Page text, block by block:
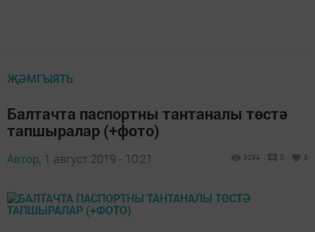
ҖӘМГЫЯТЬ
Балтачта паспортны тантаналы төстә
тапшыралар (+фото)
Автор, 1 август 2019 - 10:21 3294 0 3